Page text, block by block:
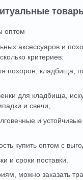
аксессуаров и
критериев:
похорон, кладбища,
для кладбища,
и свечи;
и
купить оптом с
и сроки поставки.
можно заказать